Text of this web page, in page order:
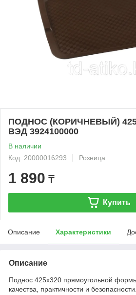
ПОДНОС (КОРИЧНЕВЫЙ)
ВЭД 3924100000
В наличии
Код: 20000016293
Розница
1 890 ₸
Купить
Описание Характеристики
Описание
Поднос 425x320 прямоугольной
качества, практичности и